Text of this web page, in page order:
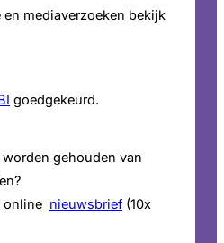
mediaverzoeken bekijk
goedgekeurd.
gehouden van
online nieuwsbrief (10x